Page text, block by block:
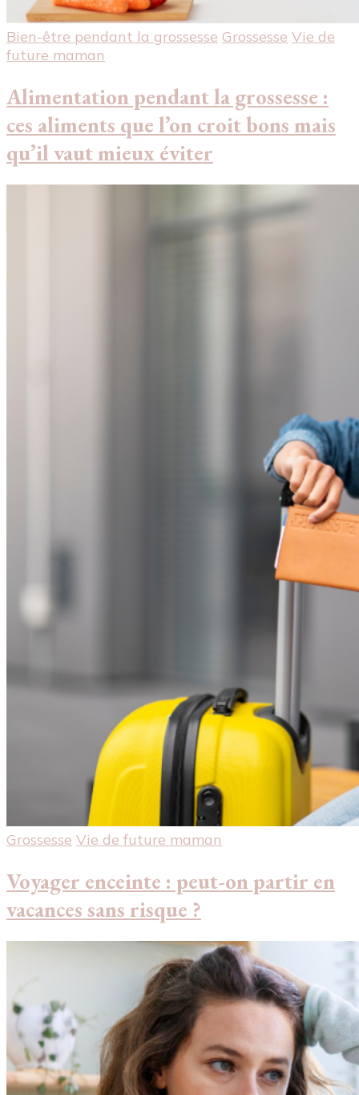
Bien-être pendant la grossesse Grossesse Vie de
future maman
Alimentation pendant la grossesse :
ces aliments que l’on croit bons mais
qu’il vaut mieux éviter
Grossesse Vie de future maman
Voyager enceinte : peut-on partir en
vacances sans risque ?